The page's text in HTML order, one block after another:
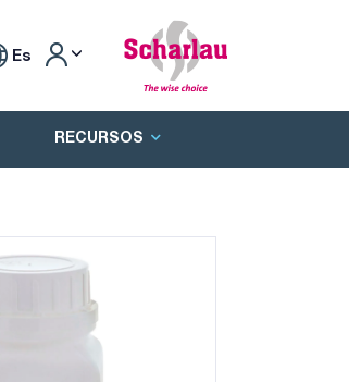
Es
RECURSOS